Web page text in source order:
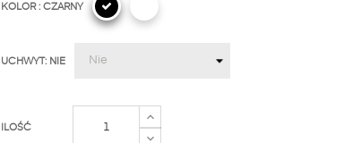
KOLOR : CZARNY
UCHWYT: NIE
ILOŚĆ